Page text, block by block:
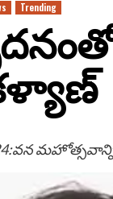
Trending
మహోత్సవాన్ని